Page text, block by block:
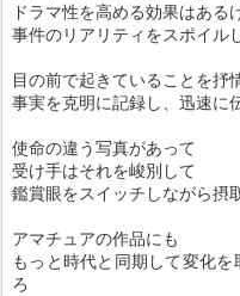
ドラマ性を高める効果はある
事件のリアリティをスポイル
目の前で起きていることを抒
事実を克明に記録し、迅速に
使命の違う写真があって
受け手はそれを峻別して
鑑賞眼をスイッチしながら摂
アマチュアの作品にも
もっと時代と同期して変化
ろ